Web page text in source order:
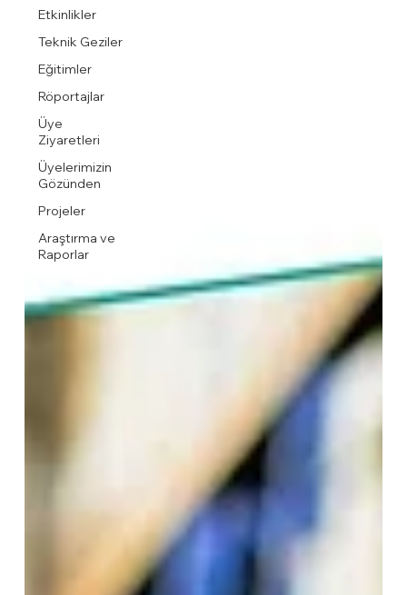
Etkinlikler
Teknik Geziler
Eğitimler
Röportajlar
Üye
Ziyaretleri
Üyelerimizin
Gözünden
Projeler
Araştırma ve
Raporlar